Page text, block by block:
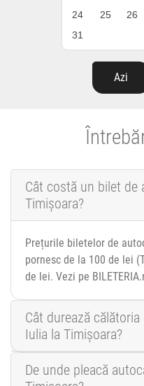
24
25 26
31
Azi
Cât costă un bilet de
Timișoara?
Prețurile biletelor de
pornesc de la 100 de lei
de lei. Vezi pe
Cât durează
Iulia la Timișoara?
De unde pleacă